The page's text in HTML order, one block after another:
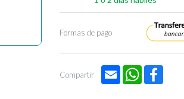
Formas de pago
Compartir Email WhatsApp